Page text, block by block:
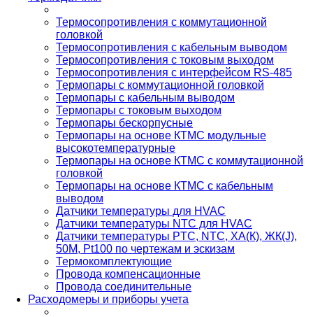
Термосопротивления с коммутационной
головкой
Термосопротивления с кабельным выводом
Термосопротивления с токовым выходом
Термосопротивления с интерфейсом RS-485
Термопары с коммутационной головкой
Термопары с кабельным выводом
Термопары с токовым выходом
Термопары бескорпусные
Термопары на основе КТМС модульные
высокотемпературные
Термопары на основе КТМС с коммутационной
головкой
Термопары на основе КТМС с кабельным
выводом
Датчики температуры для HVAC
Датчики температуры NTC для HVAC
Датчики температуры PTС, NTC, ХА(К), ЖК(J),
50М, Pt100 по чертежам и эскизам
Термокомплектующие
Провода компенсационные
Провода соединительные
Расходомеры и приборы учета